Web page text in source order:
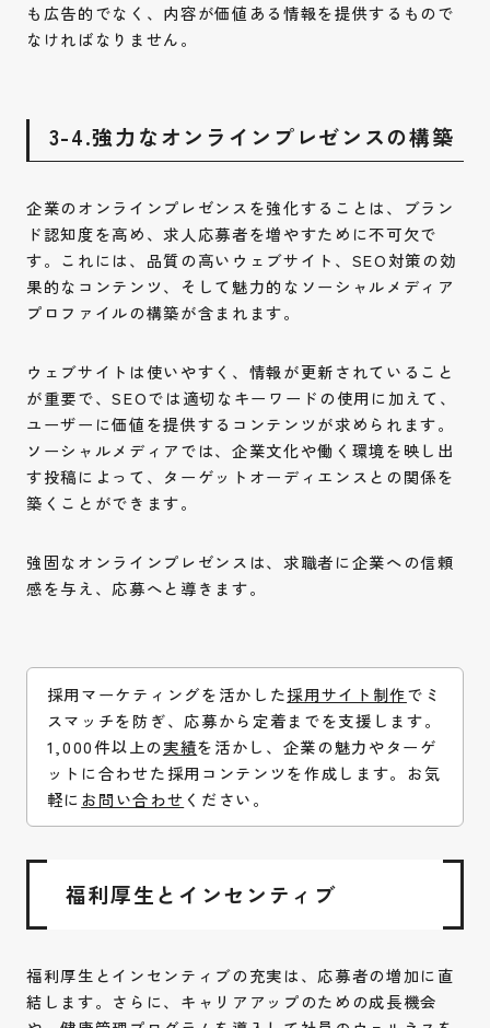
も広告的でなく、内容が価値ある情報を提供するもので
なければなりません。
3-4.強力なオンラインプレゼンスの構築
企業のオンラインプレゼンスを強化することは、ブラン
ド認知度を高め、求人応募者を増やすために不可欠で
す。これには、品質の高いウェブサイト、SEO対策の効
果的なコンテンツ、そして魅力的なソーシャルメディア
プロファイルの構築が含まれます。
ウェブサイトは使いやすく、情報が更新されていること
が重要で、SEOでは適切なキーワードの使用に加えて、
ユーザーに価値を提供するコンテンツが求められます。
ソーシャルメディアでは、企業文化や働く環境を映し出
す投稿によって、ターゲットオーディエンスとの関係を
築くことができます。
強固なオンラインプレゼンスは、求職者に企業への信頼
感を与え、応募へと導きます。
採用マーケティングを活かした採用サイト制作でミ
スマッチを防ぎ、応募から定着までを支援します。
1,000件以上の実績を活かし、企業の魅力やターゲ
ットに合わせた採用コンテンツを作成します。お気
軽に お問い合わせください。
福利厚生とインセンティブ
福利厚生とインセンティブの充実は、応募者の増加に直
結します。さらに、キャリアアップのための成長機会